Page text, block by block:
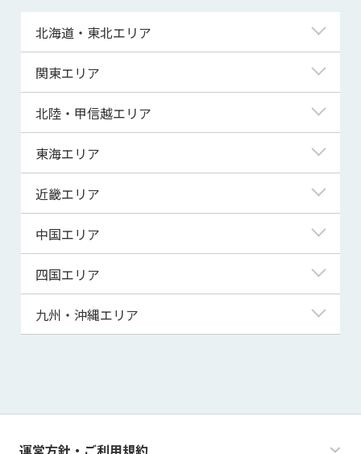
北海道・東北エリア
北海道
青森県
宮城県
秋田県
山形県
関東エリア
東京都
神奈川県
埼玉県
千葉県
茨城県
群馬県
北陸・甲信越エリア
新潟県
富山県
福井県
山梨県
長野県
東海エリア
岐阜県
静岡県
三重県
近畿エリア
滋賀県
京都府
大阪府
兵庫県
和歌山県
中国エリア
鳥取県
島根県
山口県
四国エリア
徳島県
高知県
九州・沖縄エリア
運営方針・ご利用規約